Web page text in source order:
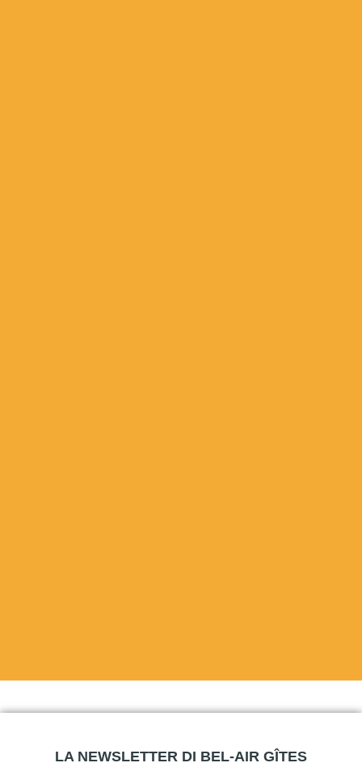
LA NEWSLETTER DI BEL-AIR GÎTES